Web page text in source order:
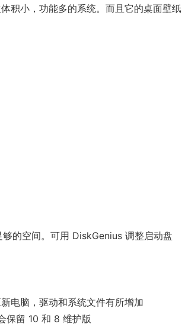
积小，功能多的系统。而且它的桌面壁纸
的空间。可用 DiskGenius 调整启动盘
电脑，驱动和系统文件有所增加
保留 10 和 8 维护版